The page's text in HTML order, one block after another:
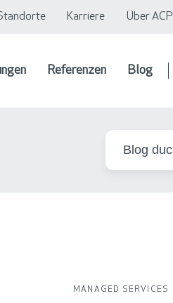
Karriere Über ACP
Referenzen Blog
MANAGED SERVICES